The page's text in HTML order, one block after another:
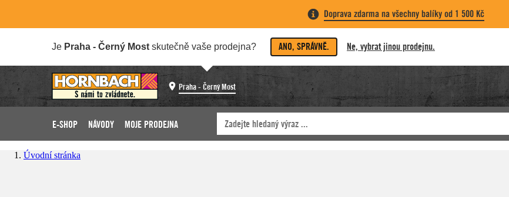
Doprava zdarma na všechny balíky od 1 500 Kč
Je Praha - Černý Most skutečně vaše prodejna? ANO, SPRÁVNĚ. Ne, vybrat jinou prodejnu.
Praha - Černý Most
E-SHOP NÁVODY MOJE PRODEJNA
Úvodní stránka